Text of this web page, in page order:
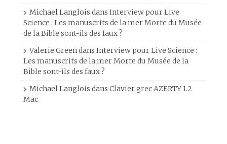
Michael Langlois dans Interview pour Live
Science : Les manuscrits de la mer Morte du Musée
de la Bible sont-ils des faux ?
Valerie Greendans Interview pour Live Science :
Les manuscrits de la mer Morte du Musée de la
Bible sont-ils des faux ?
Michael Langlois dans Clavier grec AZERTY 1.2
Mac